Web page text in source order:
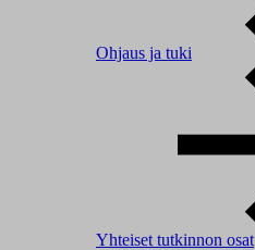
Ohjaus ja tuki
Yhteiset tutkinnon osat